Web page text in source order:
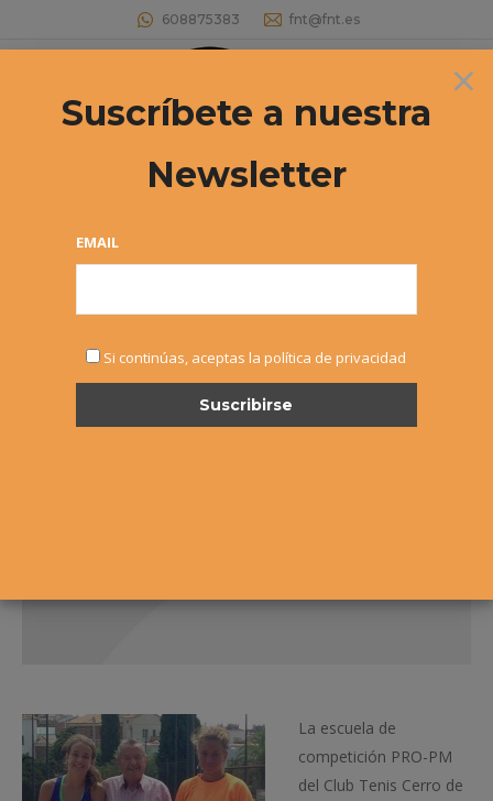
608875383 fnt@fnt.es
Buscar:
Torrneo Segur de Calafell – Sandra
La escuela de
competición PRO-PM
del Club Tenis Cerro de
×
Suscríbete a nuestra
Newsletter
EMAIL
Si continúas, aceptas la política de privacidad